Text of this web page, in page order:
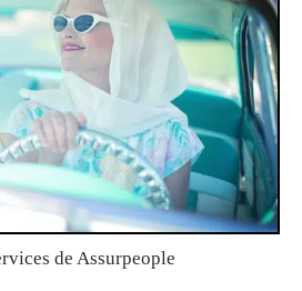
de Assurpeople